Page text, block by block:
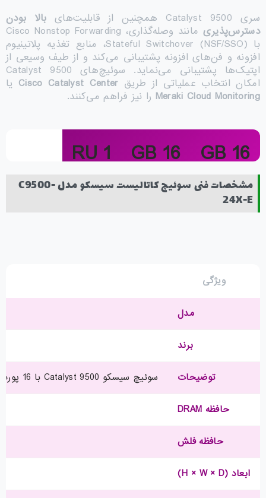
سری Catalyst 9500 همچنین از قابلیت‌های
بالا بودن
دسترس‌پذیری
مانند وصله‌گذاری، Cisco Nonstop Forwarding
با Stateful Switchover (NSF/SSO)، منابع تغذیه پلاتینیوم
افزونه و فن‌های افزونه پشتیبانی می‌کند و از طیف وسیعی از
اپتیک‌ها پشتیبانی می‌نماید. سوئیچ‌های Catalyst 9500
امکان انتخاب عملیاتی از طریق Cisco Catalyst Center یا
Meraki Cloud Monitoring را نیز فراهم می‌کنند.
16 GB
DRAM
16 GB
1 RU
مشخصات فنی سوئیچ کاتالیست سیسکو مدل C9500-
24X-E
ویژگی
مدل
برند
توضیحات سوئیچ سیسکو Catalyst 9500 با 16 پورت 10G و ماژول شبکه 8 × 10GE، همراه با لایسنس Network Essentials
حافظه DRAM
حافظه فلش
ابعاد (H × W × D)